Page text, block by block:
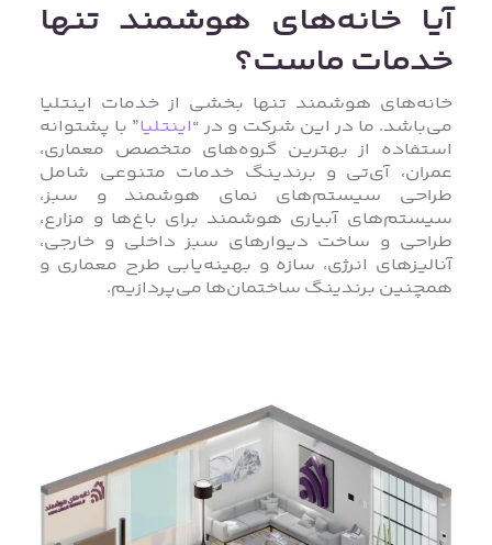
آیا خانه‌های هوشمند تنها
خدمات ماست؟
خانه‌های هوشمند تنها بخشی از خدمات اینتلیا
می‌باشد. ما در این شرکت و در “اینتلیا” با پشتوانه
استفاده از بهترین گروه‌های متخصص معماری،
عمران، آی‌تی و برندینگ خدمات متنوعی شامل
طراحی سیستم‌های نمای هوشمند و سبز،
سیستم‌های آبیاری هوشمند برای باغ‌ها و مزارع،
طراحی و ساخت دیوارهای سبز داخلی و خارجی،
آنالیزهای انرژی، سازه و بهینه‌یابی طرح معماری و
همچنین برندینگ ساختمان‌ها می‌پردازیم.